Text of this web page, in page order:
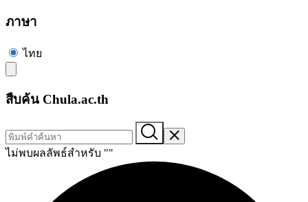
ภาษา
ไทย
สืบค้น Chula.ac.th
ไม่พบผลลัพธ์สำหรับ ""